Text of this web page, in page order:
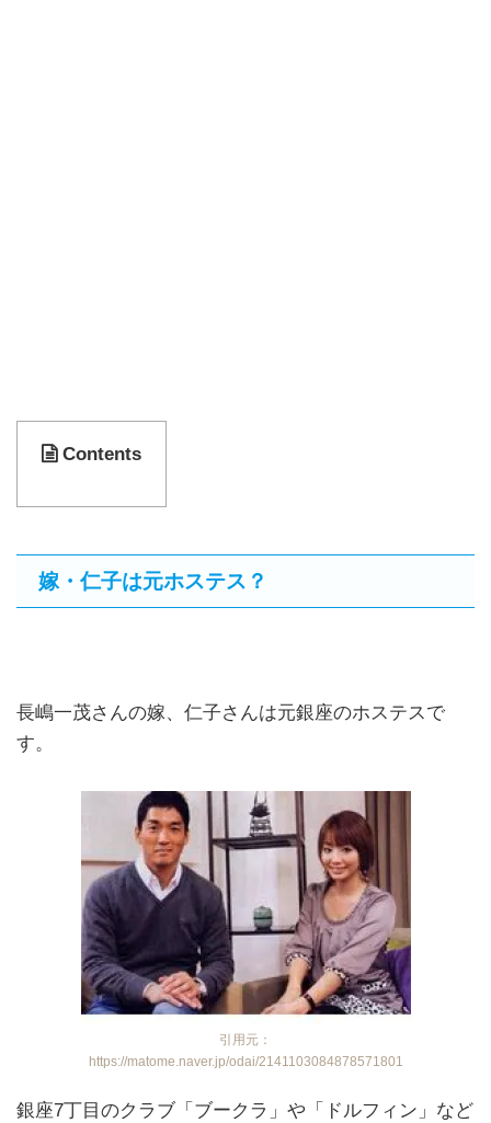
Contents
嫁・仁子は元ホステス？
長嶋一茂さんの嫁、仁子さんは元銀座のホステスで
す。
引用元：
https://matome.naver.jp/odai/2141103084878571801
銀座7丁目のクラブ「ブークラ」や「ドルフィン」など